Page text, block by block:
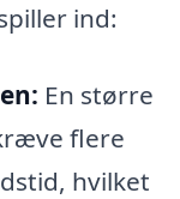
ind:
En større
flere
hvilket